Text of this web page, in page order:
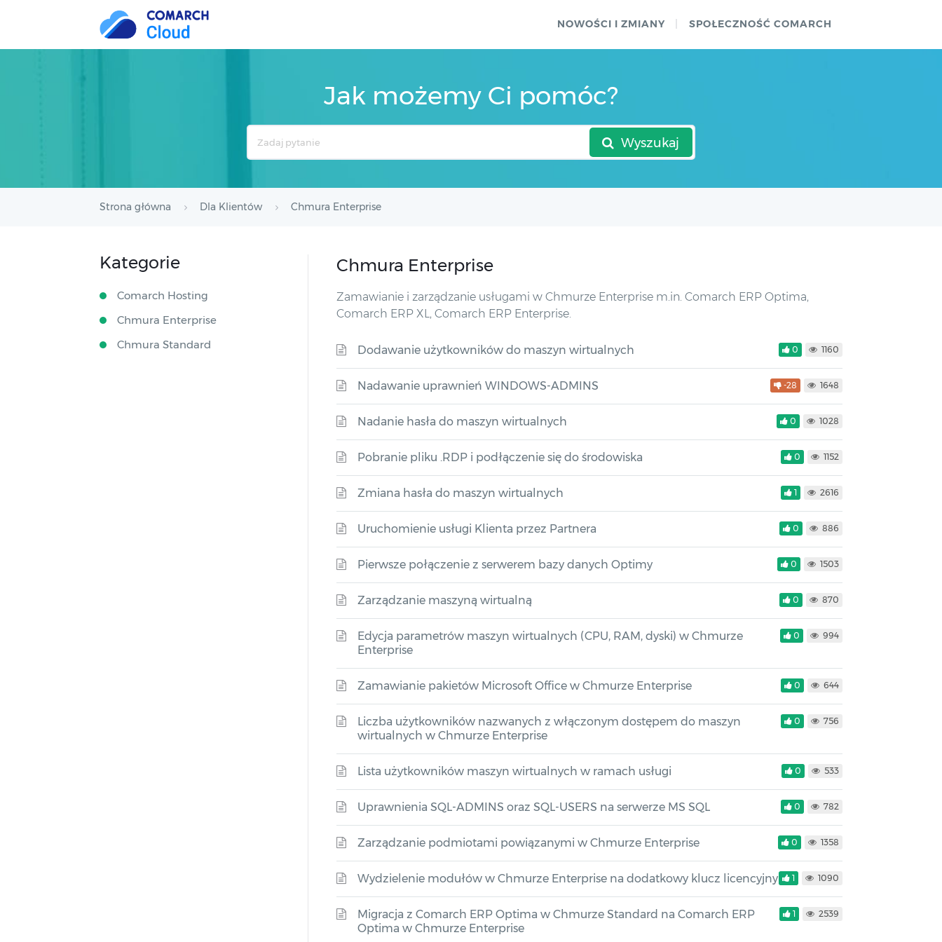
NOWOŚCI I ZMIANY SPOŁECZNOŚĆ COMARCH
Jak możemy Ci pomóc?
Wyszukaj
Strona główna Dla Klientów Chmura Enterprise
Chmura Enterprise
Zamawianie i zarządzanie usługami w Chmurze Enterprise m.in. Comarch ERP Optima,
Comarch ERP XL, Comarch ERP Enterprise.
Dodawanie użytkowników do maszyn wirtualnych 0 1160
Nadawanie uprawnień WINDOWS-ADMINS -28 1648
Nadanie hasła do maszyn wirtualnych 0 1028
Pobranie pliku .RDP i podłączenie się do środowiska 0 1152
Zmiana hasła do maszyn wirtualnych 1 2616
Uruchomienie usługi Klienta przez Partnera 0 886
Pierwsze połączenie z serwerem bazy danych Optimy 0 1503
Zarządzanie maszyną wirtualną 0 870
Edycja parametrów maszyn wirtualnych (CPU, RAM, dyski) w Chmurze
Enterprise
0 994
Zamawianie pakietów Microsoft Office w Chmurze Enterprise 0 644
Liczba użytkowników nazwanych z włączonym dostępem do maszyn
wirtualnych w Chmurze Enterprise
0 756
Lista użytkowników maszyn wirtualnych w ramach usługi 0 533
Uprawnienia SQL-ADMINS oraz SQL-USERS na serwerze MS SQL 0 782
Zarządzanie podmiotami powiązanymi w Chmurze Enterprise 0 1358
Wydzielenie modułów w Chmurze Enterprise na dodatkowy klucz licencyjny 1 1090
Migracja z Comarch ERP Optima w Chmurze Standard na Comarch ERP
Optima w Chmurze Enterprise
1 2539
Kategorie
Comarch Hosting
Chmura Enterprise
Chmura Standard